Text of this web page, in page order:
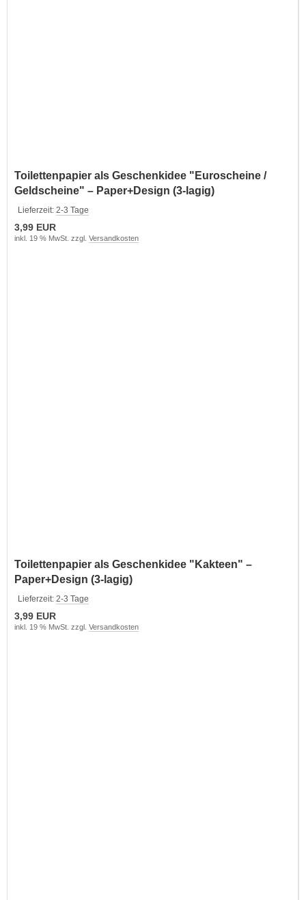
Toilettenpapier als Geschenkidee "Euroscheine /
Geldscheine" – Paper+Design (3-lagig)
Lieferzeit: 2-3 Tage
3,99 EUR
inkl. 19 % MwSt. zzgl. Versandkosten
Toilettenpapier als Geschenkidee "Kakteen" –
Paper+Design (3-lagig)
Lieferzeit: 2-3 Tage
3,99 EUR
inkl. 19 % MwSt. zzgl. Versandkosten